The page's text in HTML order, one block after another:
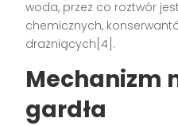
woda, przez co roztwór
chemicznych,
drażniących[4].
Mechanizm
gardła